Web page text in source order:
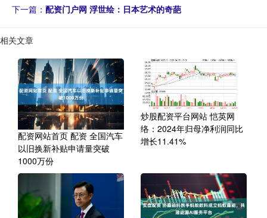
下一篇： 配资门户网 浮世绘：日本艺术的奇葩
相关文章
配资网站首页 配资 全国汽车
以旧换新补贴申请量突破
1000万份
炒股配资平台网站 恺英网
络：2024年归母净利润同比
增长11.41%